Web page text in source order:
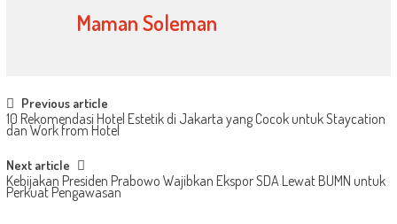
Maman Soleman
Post
navigation
Previous article
10 Rekomendasi Hotel Estetik di Jakarta yang Cocok untuk Staycation
dan Work from Hotel
Next article
Kebijakan Presiden Prabowo Wajibkan Ekspor SDA Lewat BUMN untuk
Perkuat Pengawasan